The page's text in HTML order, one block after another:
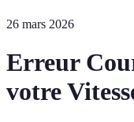
26 mars 2026
Erreur
votre